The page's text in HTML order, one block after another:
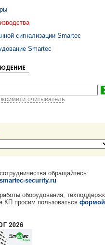
сигнализации Smartec
Smartec
считыватель
обращайтесь:
security.ru
оборудования,
КП просим пользоваться формой